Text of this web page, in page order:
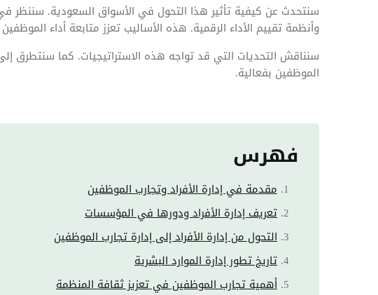
سنتحدث عن كيفية تأثير هذا التحول في الأسواق السعودية. سننظر في
وأنظمة تقييم الأداء الرقمية. هذه الأساليب تعزز متابعة أداء
سنناقش التحديات التي قد تواجه هذه الاستراتيجيات. كما سنتطرق
الموظفين بفعالية.
فهرس
مقدمة في إدارة الأفراد وتجارب الموظفين
تعريف إدارة الأفراد ودورها في المؤسسات
التحول من إدارة الأفراد إلى إدارة تجارب الموظفين
تاريخ تطور إدارة الموارد البشرية
أهمية تجارب الموظفين في تعزيز ثقافة المنظمة